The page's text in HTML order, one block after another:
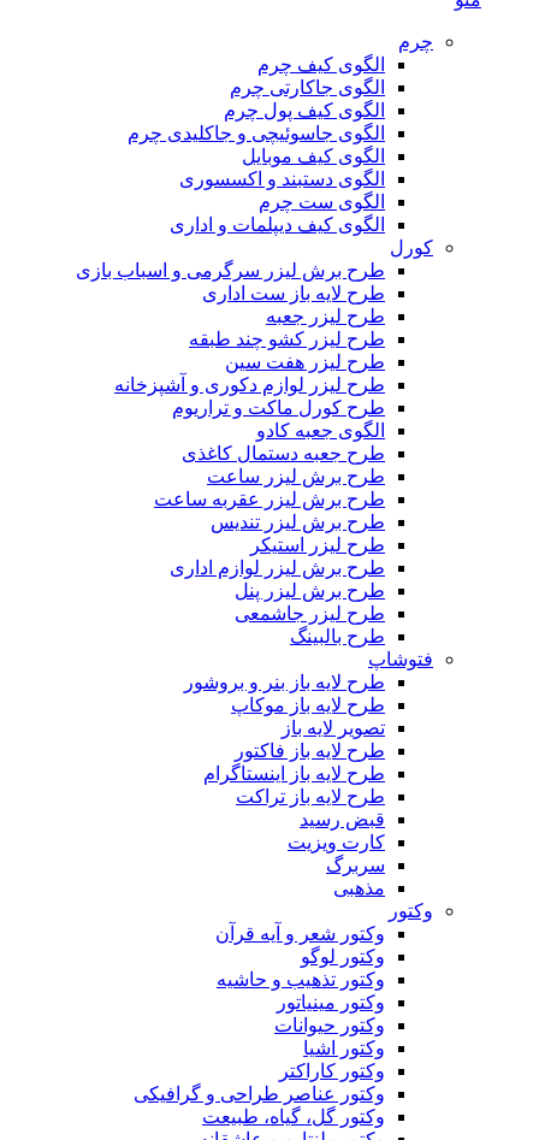
چرم
الگوی کیف چرم
الگوی جاکارتی چرم
الگوی کیف پول چرم
الگوی جاسوئیچی و جاکلیدی چرم
الگوی کیف موبایل
الگوی دستبند و اکسسوری
الگوی ست چرم
الگوی کیف دیپلمات و اداری
کورل
طرح برش لیزر سرگرمی و اسباب بازی
طرح لایه باز ست اداری
طرح لیزر جعبه
طرح لیزر کشو چند طبقه
طرح لیزر هفت سین
طرح لیزر لوازم دکوری و آشپزخانه
طرح کورل ماکت و تراریوم
الگوی جعبه کادو
طرح جعبه دستمال کاغذی
طرح برش لیزر ساعت
طرح برش لیزر عقربه ساعت
طرح برش لیزر تندیس
طرح لیزر استیکر
طرح برش لیزر لوازم اداری
طرح برش لیزر پنل
طرح لیزر جاشمعی
طرح بالبینگ
فتوشاپ
طرح لایه باز بنر و بروشور
طرح لایه باز موکاپ
تصویر لایه باز
طرح لایه باز فاکتور
طرح لایه باز اینستاگرام
طرح لایه باز تراکت
قبض رسید
کارت ویزیت
سربرگ
مذهبی
وکتور
وکتور شعر و آیه قرآن
وکتور لوگو
وکتور تذهیب و حاشیه
وکتور مینیاتور
وکتور حیوانات
وکتور اشیا
وکتور کاراکتر
وکتور عناصر طراحی و گرافیکی
وکتور گل، گیاه، طبیعت